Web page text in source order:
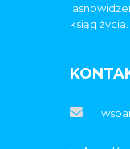
ksiąg życia.